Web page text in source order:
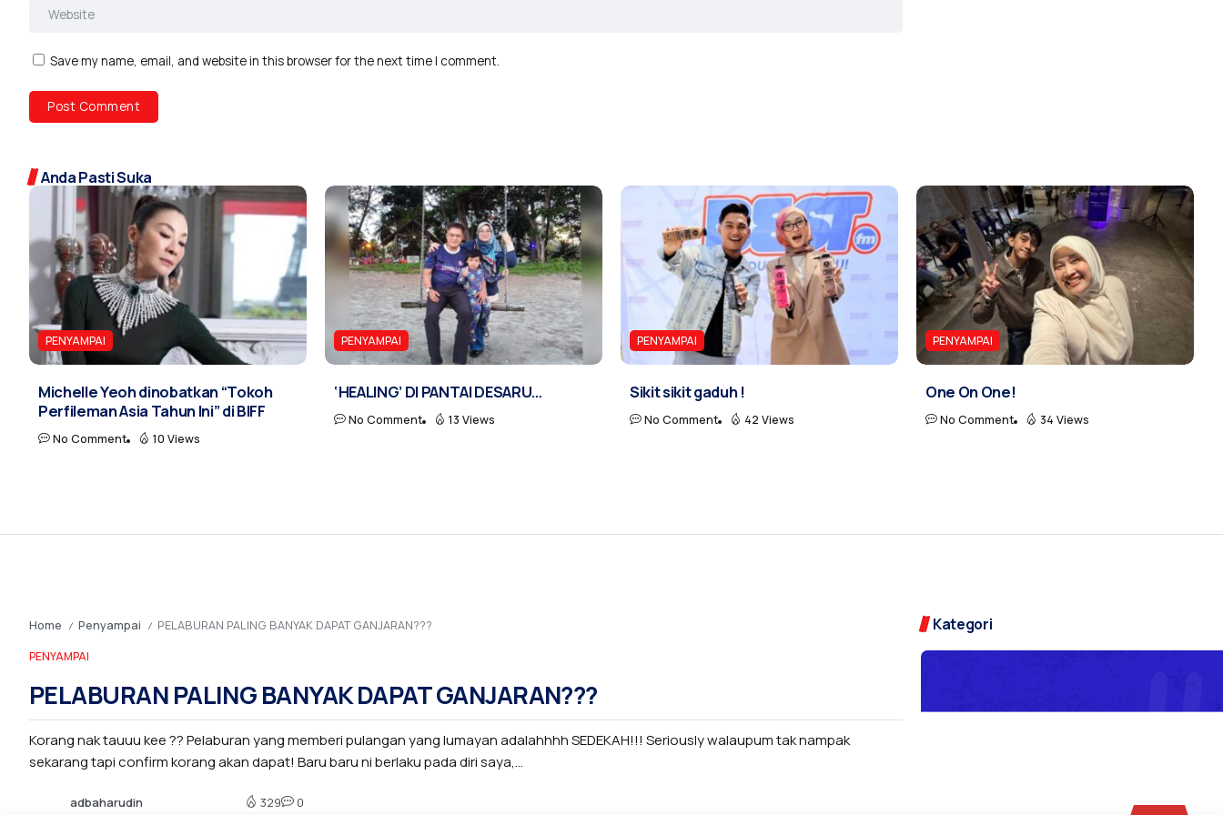
Save my name, email, and website in this browser for the next time I comment.
Anda Pasti Suka
PENYAMPAI
Michelle Yeoh dinobatkan “Tokoh
Perfileman Asia Tahun Ini” di BIFF
No Comment 10 Views
PENYAMPAI
‘HEALING’ DI PANTAI DESARU…
No Comment 13 Views
PENYAMPAI
Sikit sikit gaduh !
No Comment 42 Views
PENYAMPAI
One On One!
No Comment 34 Views
Home / Penyampai / PELABURAN PALING BANYAK DAPAT GANJARAN???
PENYAMPAI
PELABURAN PALING BANYAK DAPAT GANJARAN???
Korang nak tauuu kee ?? Pelaburan yang memberi pulangan yang lumayan adalahhhh SEDEKAH!!! Seriously walaupum tak nampak
sekarang tapi confirm korang akan dapat! Baru baru ni berlaku pada diri saya,...
adbaharudin
329 0
Kategori